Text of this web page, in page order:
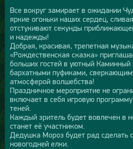
Все вокруг замирает в ожидании
яркие огоньки наших сердец,
отстукивают секунды
и надежды!
Добрая, красивая, трепетная
«Рождественская сказка»
больших гостей в уютный Каминный
бархатными пуфиками,
атмосферой волшебства!
Праздничное мероприятие не
включает в себя игровую
теней.
Каждый зритель будет вовлечен в
станет её участником.
Дедушка Мороз будет рад сделать
новогодней елки.